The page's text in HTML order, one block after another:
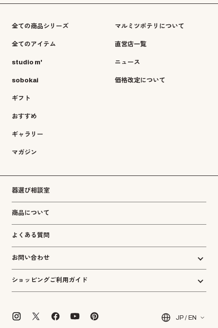
全ての商品シリーズ
全てのアイテム
studio m'
sobokai
ギフト
おすすめ
ギャラリー
マガジン
マルミツポテリについて
直営店一覧
ニュース
価格改定について
器選び相談室
商品について
よくある質問
お問い合わせ
ショッピングご利用ガイド
JP / EN